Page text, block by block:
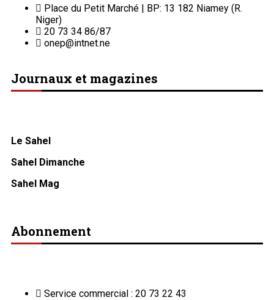
Place du Petit Marché | BP: 13 182 Niamey (R.
Niger)
20 73 34 86/87
onep@intnet.ne
Journaux et magazines
Le Sahel
Sahel Dimanche
Sahel Mag
Abonnement
Service commercial : 20 73 22 43